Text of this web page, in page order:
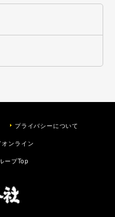
プライバシーについて
ンライン
ープTop